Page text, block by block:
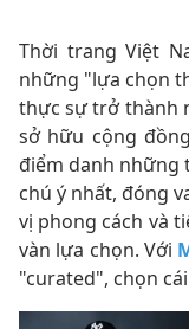
Thời trang Việt
những "lựa chọn
thực sự trở thành
sở hữu cộng
điểm danh những
chú ý nhất, đóng
vị phong cách và
vàn lựa chọn. Với
"curated", chọn